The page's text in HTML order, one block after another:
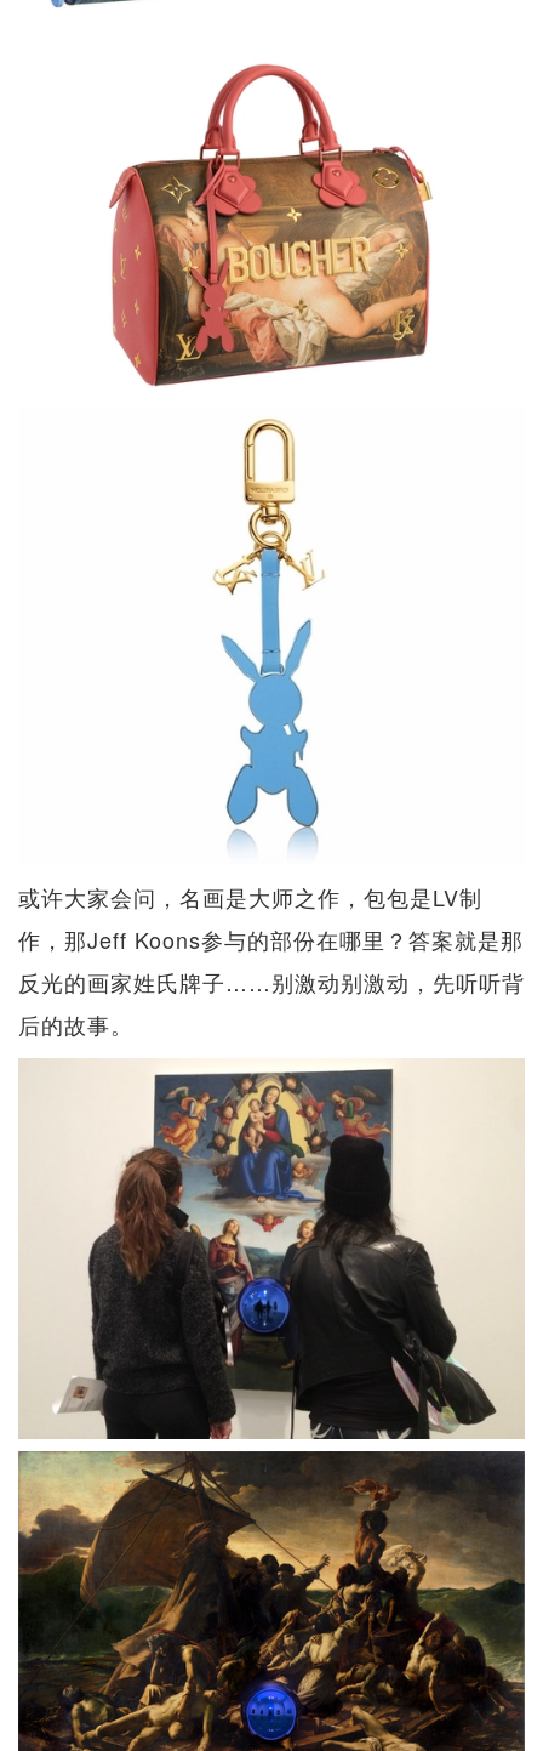
或许大家会问，名画是大师之作，包包是LV制
作，那Jeff Koons参与的部份在哪里？答案就是那
反光的画家姓氏牌子……别激动别激动，先听听背
后的故事。